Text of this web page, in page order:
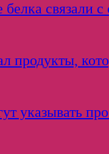
белка связали
продукты,
указывать